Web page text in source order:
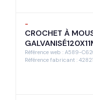
-
CROCHET À
Référence web : A589-
Référence fabricant :